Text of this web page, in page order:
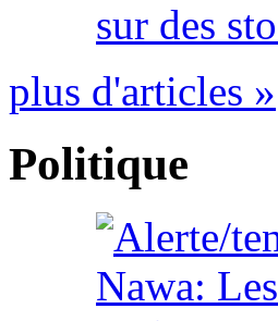
sur des
plus d'articles »
Politique